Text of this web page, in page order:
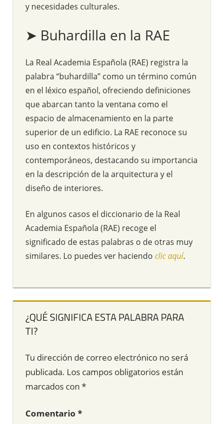
y necesidades culturales.
➤ Buhardilla en la RAE
La Real Academia Española (RAE) registra la
palabra “buhardilla” como un término común
en el léxico español, ofreciendo definiciones
que abarcan tanto la ventana como el
espacio de almacenamiento en la parte
superior de un edificio. La RAE reconoce su
uso en contextos históricos y
contemporáneos, destacando su importancia
en la descripción de la arquitectura y el
diseño de interiores.
En algunos casos el diccionario de la Real
Academia Española (RAE) recoge el
significado de estas palabras o de otras muy
similares. Lo puedes ver haciendo clic aquí.
¿QUÉ SIGNIFICA ESTA PALABRA PARA
TI?
Tu dirección de correo electrónico no será
publicada. Los campos obligatorios están
marcados con *
Comentario *